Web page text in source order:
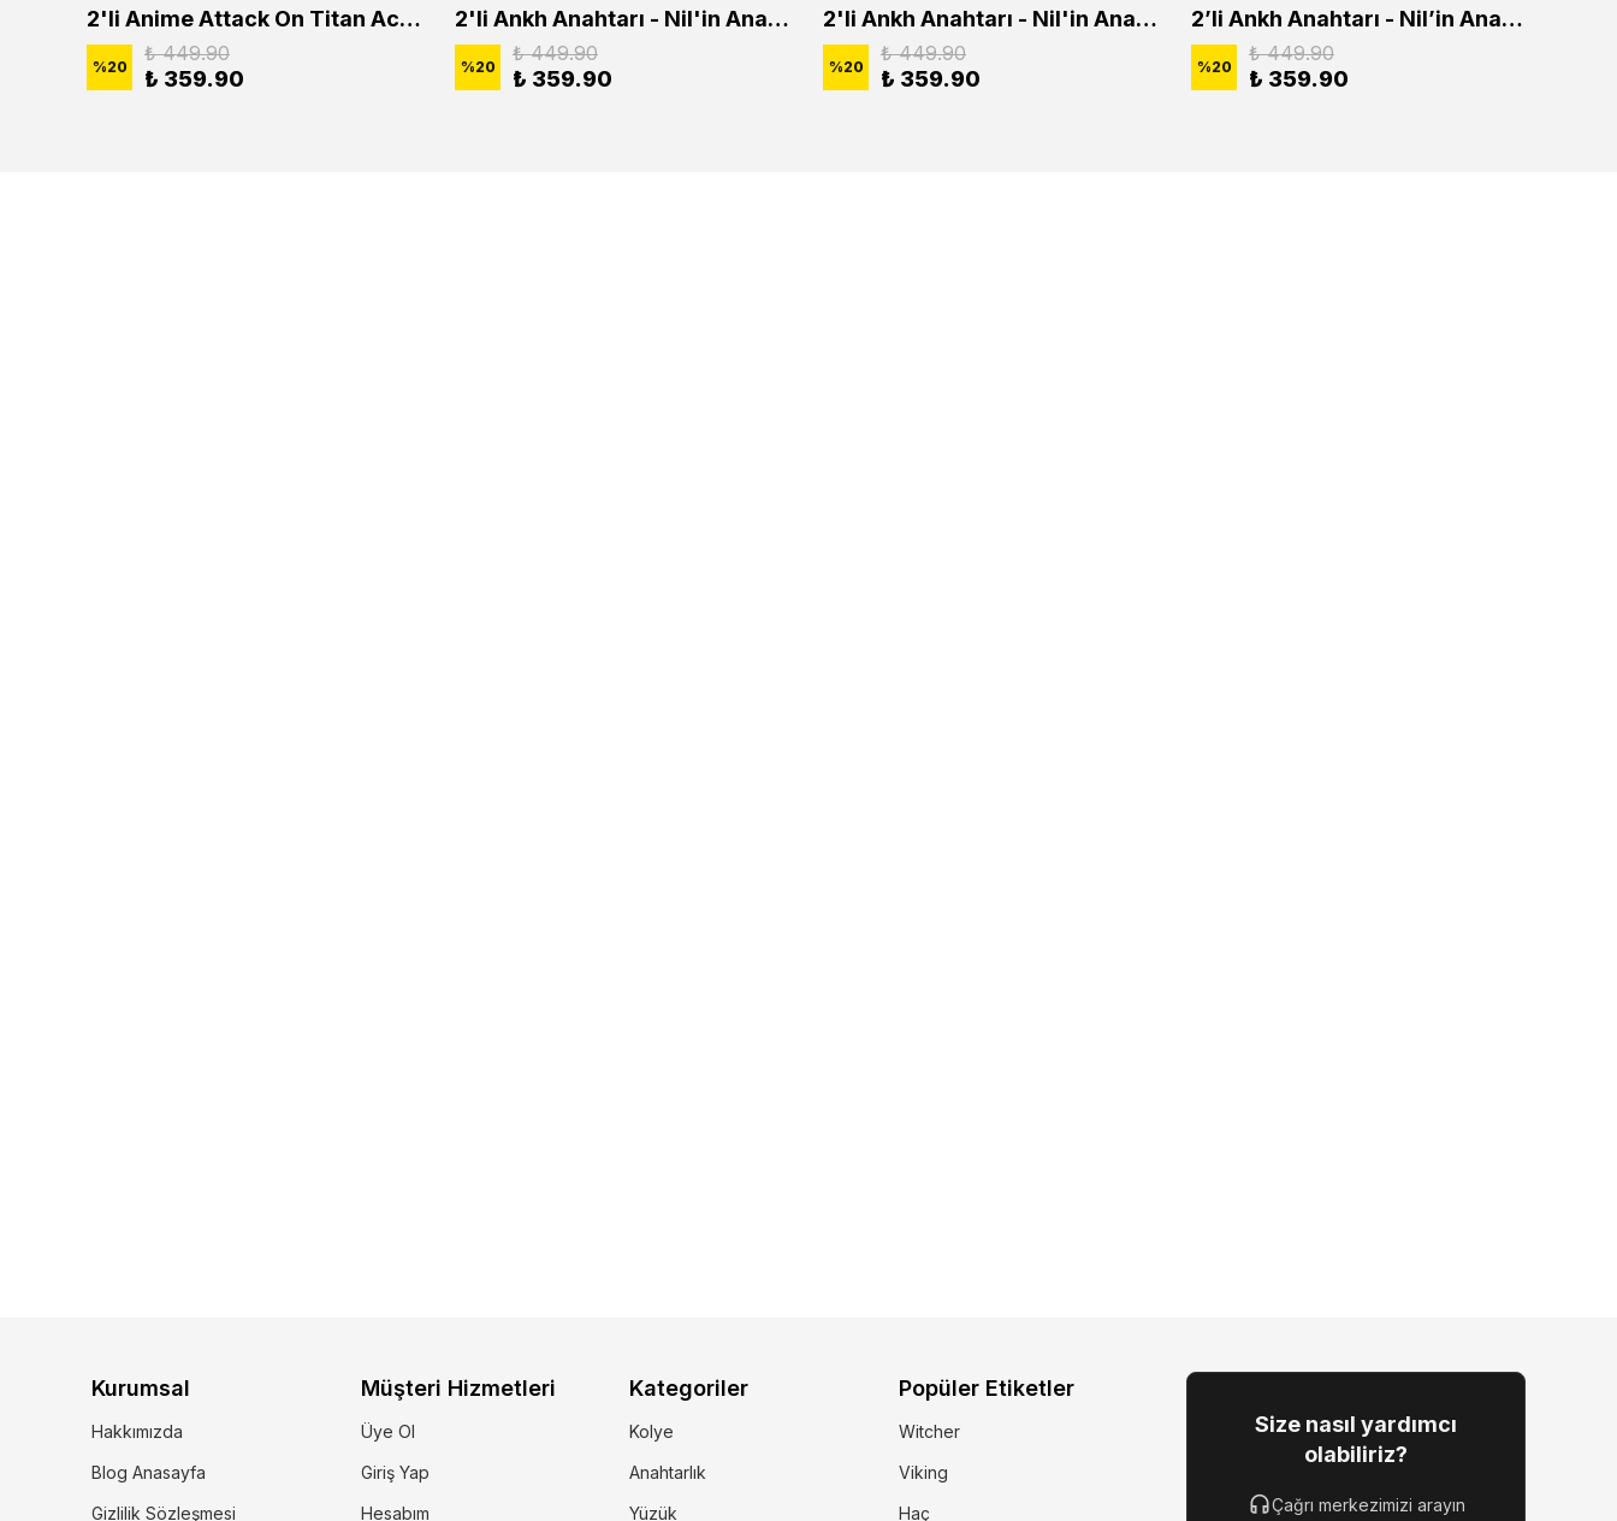
2'li Anime Attack On Titan Acrylic Maria Anime Naruto Erkek Kadın Kolye Seti
%20
₺ 449.90
₺ 359.90
2'li Ankh Anahtarı - Nil'in Anahtarı - Kuru Kafa Erkek Kadın Kolye Seti
%20
₺ 449.90
₺ 359.90
2'li Ankh Anahtarı - Nil'in Anahtarı Erkek Kadın Kolye Seti
%20
₺ 449.90
₺ 359.90
2’li Ankh Anahtarı - Nil’in Anahtarı Erkek Kadın Kolye Seti
%20
₺ 449.90
₺ 359.90
Kurumsal
Hakkımızda
Blog Anasayfa
Gizlilik Sözleşmesi
Müşteri Hizmetleri
Üye Ol
Giriş Yap
Hesabım
Kategoriler
Kolye
Anahtarlık
Yüzük
Popüler Etiketler
Witcher
Viking
Haç
Size nasıl yardımcı
olabiliriz?
Çağrı merkezimizi arayın